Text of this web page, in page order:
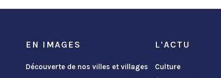
EN IMAGES
Découverte de nos villes et villages
L'ACTU
Culture